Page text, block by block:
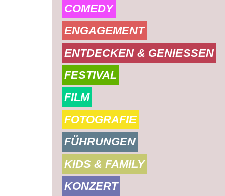
COMEDY
ENGAGEMENT
ENTDECKEN & GENIESSEN
FESTIVAL
FILM
FOTOGRAFIE
FÜHRUNGEN
KIDS & FAMILY
KONZERT